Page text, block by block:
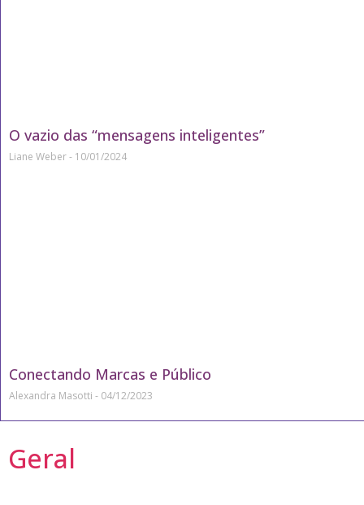
O vazio das “mensagens inteligentes”
Liane Weber 10/01/2024
Conectando Marcas e Público
Alexandra Masotti 04/12/2023
Geral